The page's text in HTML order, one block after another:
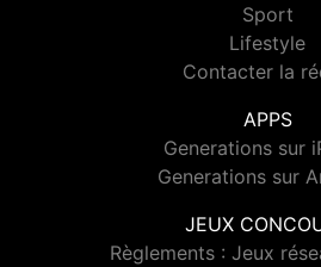
Sport
Lifestyle
Contacter la
APPS
Generations sur
Generations sur
JEUX
Règlements : Jeux